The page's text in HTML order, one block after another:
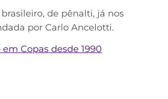
de pênalti, já nos
por Carlo Ancelotti.
Copas desde 1990